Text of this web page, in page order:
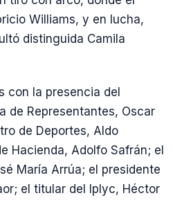
Williams, y en lucha,
distinguida Camila
con la presencia del
de Representantes, Oscar
de Deportes, Aldo
Hacienda, Adolfo Safrán; el
María Arrúa; el presidente
el titular del Iplyc, Héctor